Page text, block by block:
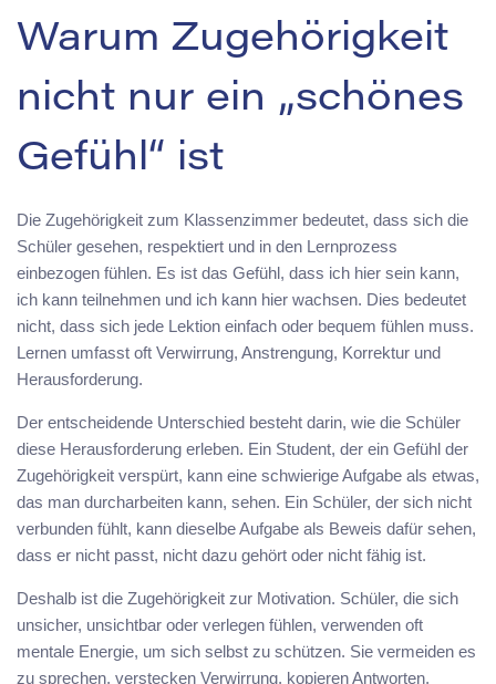
Warum Zugehörigkeit
nicht nur ein „schönes
Gefühl“ ist
Die Zugehörigkeit zum Klassenzimmer bedeutet, dass sich die
Schüler gesehen, respektiert und in den Lernprozess
einbezogen fühlen. Es ist das Gefühl, dass ich hier sein kann,
ich kann teilnehmen und ich kann hier wachsen. Dies bedeutet
nicht, dass sich jede Lektion einfach oder bequem fühlen muss.
Lernen umfasst oft Verwirrung, Anstrengung, Korrektur und
Herausforderung.
Der entscheidende Unterschied besteht darin, wie die Schüler
diese Herausforderung erleben. Ein Student, der ein Gefühl der
Zugehörigkeit verspürt, kann eine schwierige Aufgabe als etwas,
das man durcharbeiten kann, sehen. Ein Schüler, der sich nicht
verbunden fühlt, kann dieselbe Aufgabe als Beweis dafür sehen,
dass er nicht passt, nicht dazu gehört oder nicht fähig ist.
Deshalb ist die Zugehörigkeit zur Motivation. Schüler, die sich
unsicher, unsichtbar oder verlegen fühlen, verwenden oft
mentale Energie, um sich selbst zu schützen. Sie vermeiden es
zu sprechen, verstecken Verwirrung, kopieren Antworten,